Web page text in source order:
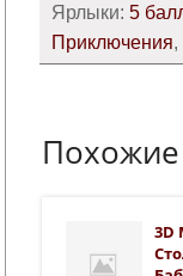
Ярлыки: 5
Приключения,
3D